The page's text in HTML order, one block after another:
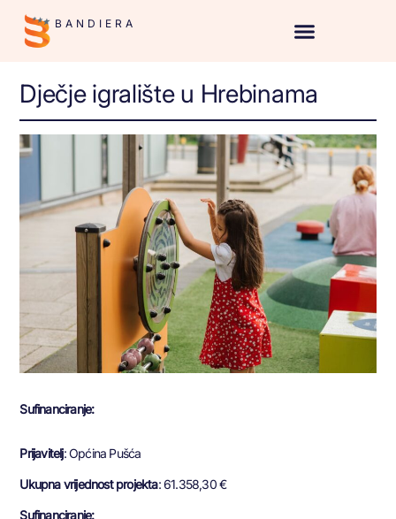
BANDIERA
Dječje igralište u Hrebinama
Sufinanciranje:
Prijavitelj: Općina Pušća
Ukupna vrijednost projekta: 61.358,30 €
Sufinanciranje: